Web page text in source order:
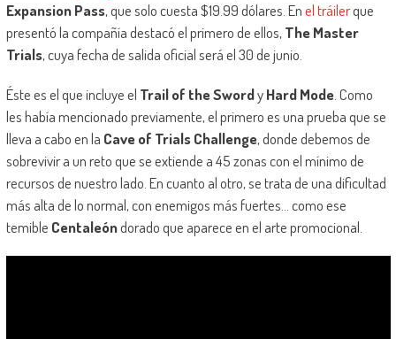
Expansion Pass, que solo cuesta $19.99 dólares. Enel tráilerque
presentó la compañía destacó el primero de ellos, The Master
Trials, cuya fecha de salida oficial será el 30 de junio.
Éste es el que incluye el Trail of the SwordyHard Mode. Como
les había mencionado previamente, el primero es una prueba que se
lleva a cabo en la Cave of Trials Challenge, donde debemos de
sobrevivir a un reto que se extiende a 45 zonas con el mínimo de
recursos de nuestro lado. En cuanto al otro, se trata de una dificultad
más alta de lo normal, con enemigos más fuertes… como ese
temible Centaleóndorado que aparece en el arte promocional.